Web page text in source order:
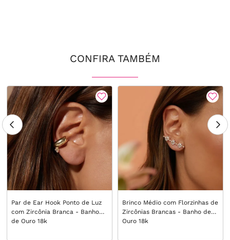
CONFIRA TAMBÉM
Par de Ear Hook Ponto de Luz
com Zircônia Branca - Banho
de Ouro 18k
Brinco Médio com Florzinhas de
Zircônias Brancas - Banho de
Ouro 18k